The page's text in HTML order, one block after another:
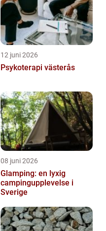
12 juni 2026
Psykoterapi västerås
08 juni 2026
Glamping: en lyxig
campingupplevelse i
Sverige